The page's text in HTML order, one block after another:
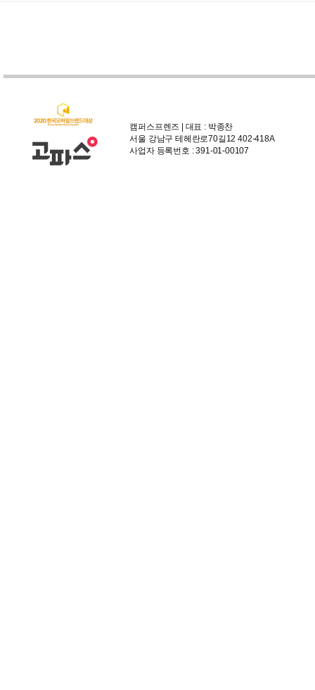
캠퍼스프렌즈 | 대표 : 박종찬
서울 강남구 테헤란로70길12 402-418A
사업자 등록번호 : 391-01-00107